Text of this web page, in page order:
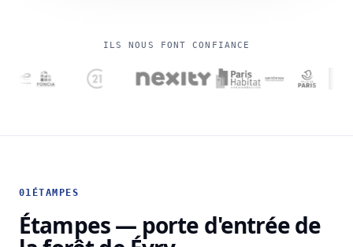
ILS NOUS FONT CONFIANCE
01 ÉTAMPES
Étampes — porte d'entrée de